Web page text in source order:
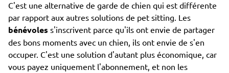
C'est une alternative de garde de chien qui est différente
par rapport aux autres solutions de pet sitting. Les
bénévoles s'inscrivent parce qu'ils ont envie de partager
des bons moments avec un chien, ils ont envie de s'en
occuper. C'est une solution d'autant plus économique, car
vous payez uniquement l'abonnement, et non les